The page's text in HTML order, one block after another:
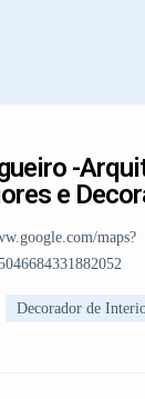
-
e
maps?
Decorador de